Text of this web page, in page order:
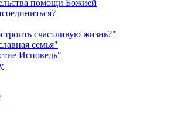
помощи Божией
счастливую жизнь?"
семья"
Исповедь"